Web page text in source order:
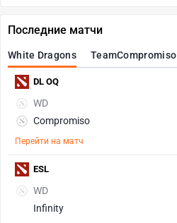
Последние матчи
White Dragons TeamCompromiso
WD
Compromiso
Перейти на матч
DL OQ
WD
Infinity
ESL